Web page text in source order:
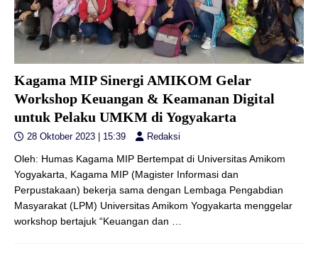
Kagama MIP Sinergi AMIKOM Gelar
Workshop Keuangan & Keamanan Digital
untuk Pelaku UMKM di Yogyakarta
28 Oktober 2023 | 15:39 Redaksi
Oleh: Humas Kagama MIP Bertempat di Universitas Amikom
Yogyakarta, Kagama MIP (Magister Informasi dan
Perpustakaan) bekerja sama dengan Lembaga Pengabdian
Masyarakat (LPM) Universitas Amikom Yogyakarta menggelar
workshop bertajuk “Keuangan dan